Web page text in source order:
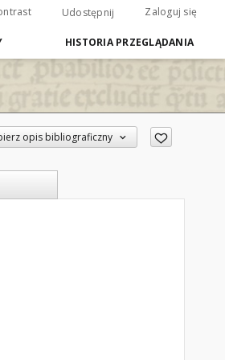
Udostępnij Zaloguj się
HISTORIA PRZEGLĄDANIA
opis bibliograficzny